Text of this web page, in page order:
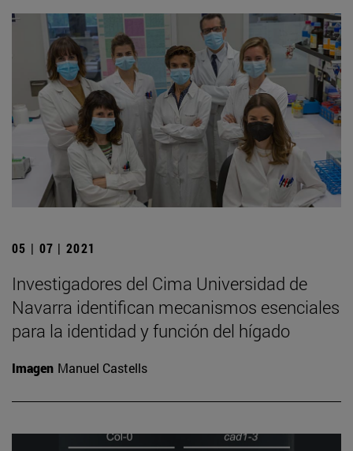
05 | 07 | 2021
Investigadores del Cima Universidad de
Navarra identifican mecanismos esenciales
para la identidad y función del hígado
Imagen Manuel Castells